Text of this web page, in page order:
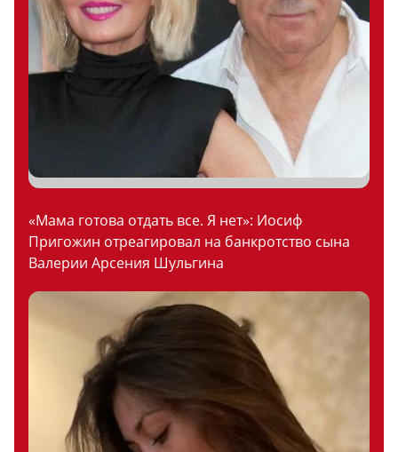
«Мама готова отдать все. Я нет»: Иосиф
Пригожин отреагировал на банкротство сына
Валерии Арсения Шульгина